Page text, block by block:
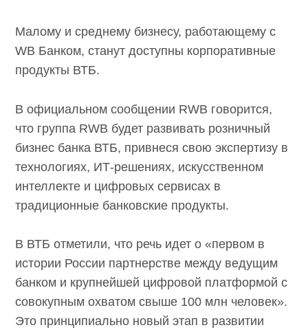
Малому и среднему бизнесу, работающему с
WB Банком, станут доступны корпоративные
продукты ВТБ.
В официальном сообщении RWB говорится,
что группа RWB будет развивать розничный
бизнес банка ВТБ, привнеся свою экспертизу в
технологиях, ИТ-решениях, искусственном
интеллекте и цифровых сервисах в
традиционные банковские продукты.
В ВТБ отметили, что речь идет о «первом в
истории России партнерстве между ведущим
банком и крупнейшей цифровой платформой с
совокупным охватом свыше 100 млн человек».
Это принципиально новый этап в развитии